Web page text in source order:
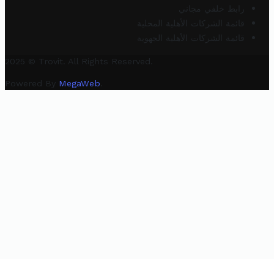
رابط خلفي مجاني
قائمة الشركات الأهلية المحلية
قائمة الشركات الأهلية الجهوية
2025 © Trovit. All Rights Reserved.
Powered By MegaWeb